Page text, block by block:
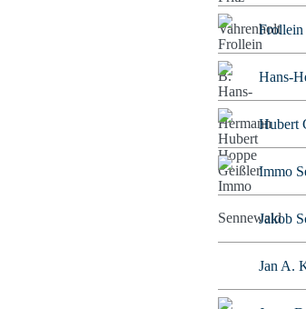
Frollein
Hans-
Hubert
Immo
Jakob
Jan A.